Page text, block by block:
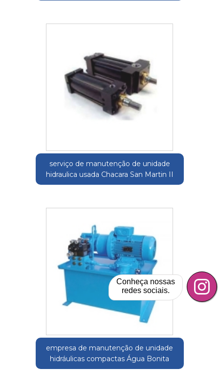
serviço de manutenção de unidade
hidraulica usada Chacara San Martin II
empresa de manutenção de unidade
hidráulicas compactas Água Bonita
Conheça nossas
redes sociais.